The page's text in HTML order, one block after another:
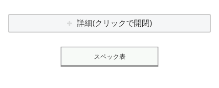
詳細(クリックで開閉)
スペック表